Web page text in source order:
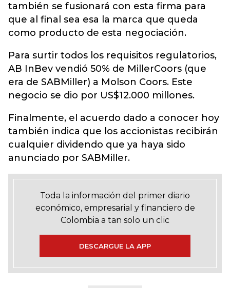
también se fusionará con esta firma para
que al final sea esa la marca que queda
como producto de esta negociación.
Para surtir todos los requisitos regulatorios,
AB InBev vendió 50% de MillerCoors (que
era de SABMiller) a Molson Coors. Este
negocio se dio por US$12.000 millones.
Finalmente, el acuerdo dado a conocer hoy
también indica que los accionistas recibirán
cualquier dividendo que ya haya sido
anunciado por SABMiller.
Toda la información del primer diario
económico, empresarial y financiero de
Colombia a tan solo un clic
DESCARGUE LA APP